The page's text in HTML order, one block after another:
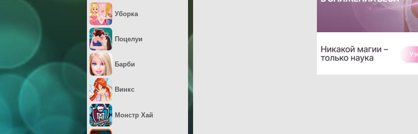
Уборка
Поцелуи
Барби
Винкс
Монстр Хай